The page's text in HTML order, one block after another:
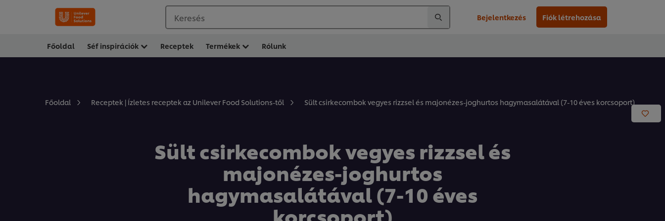
Keresés Bejelentkezés Fiók létrehozása
Főoldal Séf inspirációk Receptek Termékek Rólunk
Főoldal Receptek | Ízletes receptek az Unilever Food Solutions-től Sült csirkecombok vegyes rizzsel és majonézes-joghurtos hagymasalátával (7-10 éves korcsoport)
Sült csirkecombok vegyes rizzsel és
majonézes-joghurtos
hagymasalátával (7-10 éves
korcsoport)